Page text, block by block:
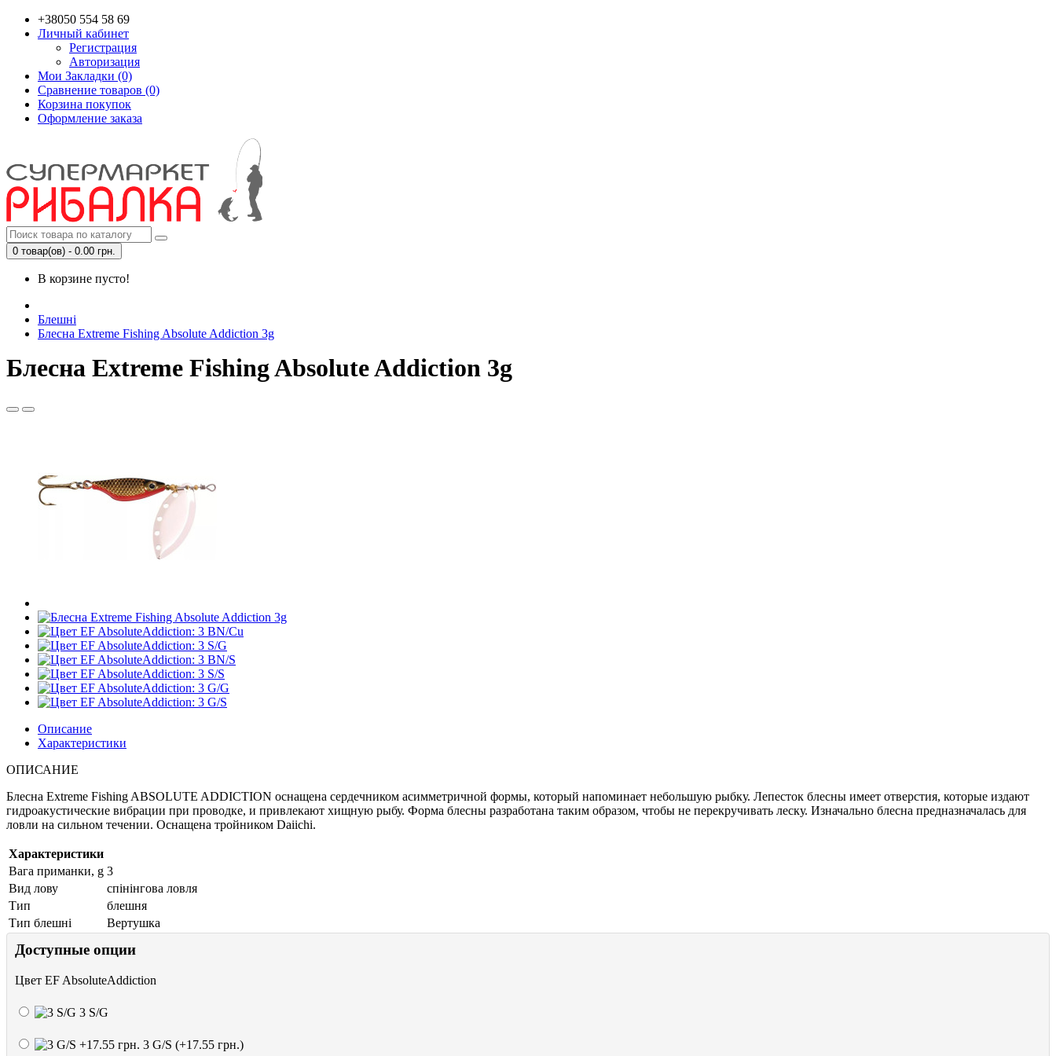
+38050 554 58 69
Личный кабинет
Регистрация
Авторизация
Мои Закладки (0)
Сравнение товаров (0)
Корзина покупок
Оформление заказа
0 товар(ов) - 0.00 грн.
В корзине пусто!
Блешні
Блесна Extreme Fishing Absolute Addiction 3g
Блесна Extreme Fishing Absolute Addiction 3g
Описание
Характеристики
ОПИСАНИЕ
Блесна Extreme Fishing ABSOLUTE ADDICTION оснащена сердечником асимметричной формы, который напоминает небольшую рыбку. Лепесток блесны имеет отверстия, которые издают
гидроакустические вибрации при проводке, и привлекают хищную рыбу. Форма блесны разработана таким образом, чтобы не перекручивать леску. Изначально блесна предназначалась для
ловли на сильном течении. Оснащена тройником Daiichi.
Характеристики
Вага приманки, g 3
Вид лову
спінінгова ловля
Тип
блешня
Тип блешні
Вертушка
Доступные опции
Цвет EF AbsoluteAddiction
3 S/G
3 G/S (+17.55 грн.)